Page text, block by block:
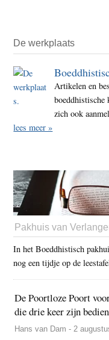
De werkplaats
Artikelen en
boeddhistische
zich ook
lees meer »
Pakhuis van
In het Boeddhistisch
nog een tijdje op de
De Poortloze Poort
die drie keer zijn
Hans van Dam - 2